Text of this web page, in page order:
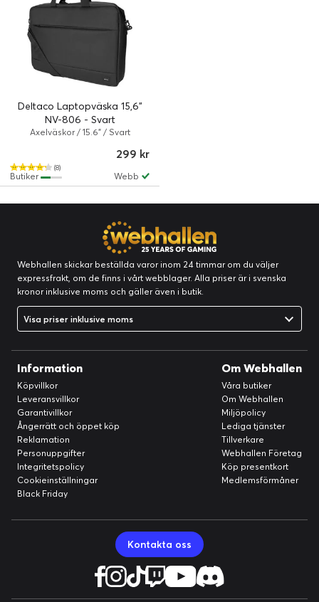
Deltaco Laptopväska 15,6"
NV-806 - Svart
Axelväskor / 15.6" / Svart
(8)
299 kr
Webb
Butiker
Webhallen skickar beställda varor inom 24 timmar om du väljer
expressfrakt, om de finns i vårt webblager. Alla priser är i svenska
kronor inklusive moms och gäller även i butik.
Visa priser inklusive moms
Information
Köpvillkor
Leveransvillkor
Garantivillkor
Ångerrätt och öppet köp
Reklamation
Personuppgifter
Integritetspolicy
Cookieinställningar
Black Friday
Om Webhallen
Våra butiker
Om Webhallen
Miljöpolicy
Lediga tjänster
Tillverkare
Webhallen Företag
Köp presentkort
Medlemsförmåner
Kontakta oss